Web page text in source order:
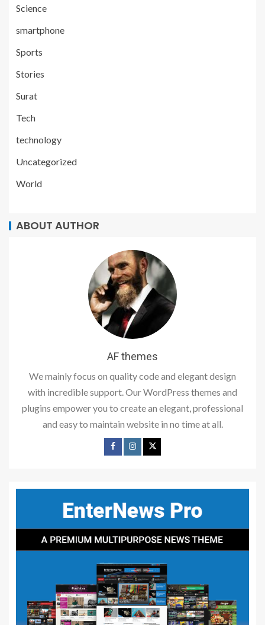
Science
smartphone
Sports
Stories
Surat
Tech
technology
Uncategorized
World
ABOUT AUTHOR
AF themes
We mainly focus on quality code and elegant design
with incredible support. Our WordPress themes and
plugins empower you to create an elegant, professional
and easy to maintain website in no time at all.